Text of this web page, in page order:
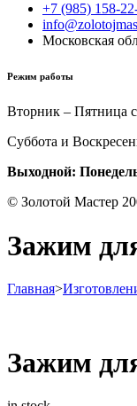
+7 (985) 158-
Московская
Режим работы
Вторник – Пятница
Суббота и
Выходной:
© Золотой Мастер
Зажим
Главная>
Зажим